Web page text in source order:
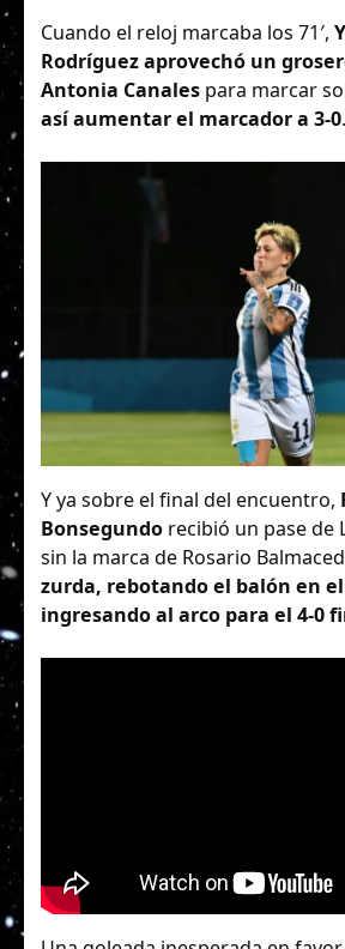
Cuando el reloj marcaba los 71′,
Rodríguez aprovechó un
Antonia Canales para marcar
así aumentar el marcador a 3-0.
Y ya sobre el final del encuentro,
Bonsegundo recibió un pase de
sin la marca de Rosario
zurda, rebotando el balón en
ingresando al arco para el 4-0